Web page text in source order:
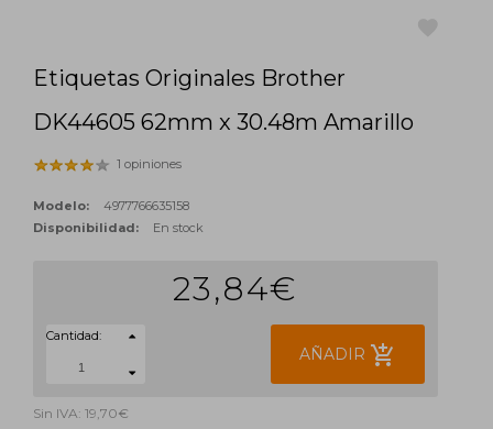
Etiquetas Originales Brother
DK44605 62mm x 30.48m Amarillo
1 opiniones
Modelo:
4977766635158
Disponibilidad:
En stock
23,84€
Cantidad:
AÑADIR add_shopping_cart
Sin IVA: 19,70€